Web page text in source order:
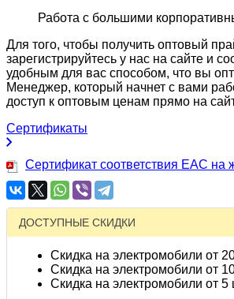
Работа с большими
Для того, чтобы получить оптовый
зарегистрируйтесь у нас на сайте и
удобным для вас способом, что вы
Менеджер, который начнет с вами
доступ к оптовым ценам прямо на
Сертификаты
Сертификат соответствия EAC на
ДОСТУПНЫЕ СКИДКИ
Скидка на электромобили от
Скидка на электромобили от
Скидка на электромобили от 5